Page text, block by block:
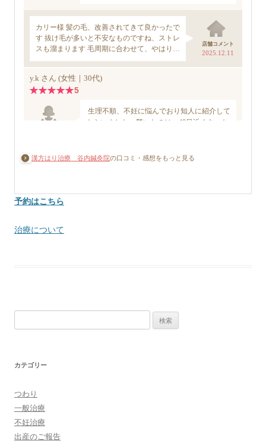
漢方はり治療 谷内鍼灸院の口コミ・感想をもっと見る
予約はこちら
治療について
索:
カテゴリー
つわり
一般治療
不妊治療
出産のご報告